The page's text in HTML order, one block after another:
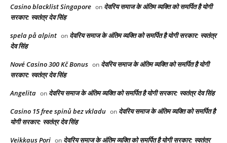
Casino blacklist Singapore on देवरिय समाज के अंतिम व्यक्ति को समर्पित है योगी
सरकार: स्वतंत्र देव सिंह
spela på alpint on देवरिय समाज के अंतिम व्यक्ति को समर्पित है योगी सरकार: स्वतंत्र
देव सिंह
Nové Casino 300 Kč Bonus on देवरिय समाज के अंतिम व्यक्ति को समर्पित है योगी
सरकार: स्वतंत्र देव सिंह
Angelita on देवरिय समाज के अंतिम व्यक्ति को समर्पित है योगी सरकार: स्वतंत्र देव सिंह
Casino 15 free spinů bez vkladu on देवरिय समाज के अंतिम व्यक्ति को समर्पित है
योगी सरकार: स्वतंत्र देव सिंह
Veikkaus Pori on देवरिय समाज के अंतिम व्यक्ति को समर्पित है योगी सरकार: स्वतंत्र